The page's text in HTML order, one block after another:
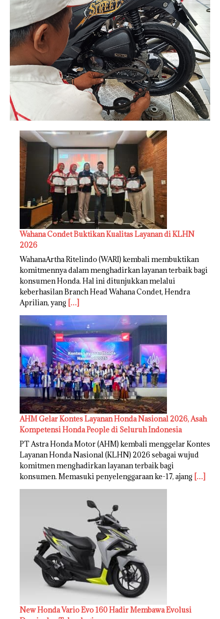
Wahana Condet Buktikan Kualitas Layanan di KLHN
2026
WahanaArtha Ritelindo (WARI) kembali membuktikan
komitmennya dalam menghadirkan layanan terbaik bagi
konsumen Honda. Hal ini ditunjukkan melalui
keberhasilan Branch Head Wahana Condet, Hendra
Aprilian, yang […]
AHM Gelar Kontes Layanan Honda Nasional 2026, Asah
Kompetensi Honda People di Seluruh Indonesia
PT Astra Honda Motor (AHM) kembali menggelar Kontes
Layanan Honda Nasional (KLHN) 2026 sebagai wujud
komitmen menghadirkan layanan terbaik bagi
konsumen. Memasuki penyelenggaraan ke-17, ajang […]
New Honda Vario Evo 160 Hadir Membawa Evolusi